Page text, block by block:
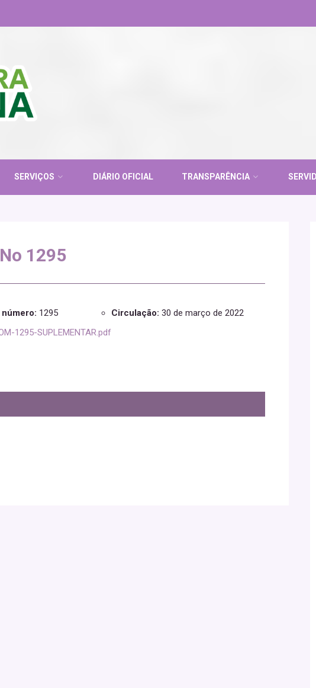
SERVIÇOS DIÁRIO OFICIAL TRANSPARÊNCIA
1295
1295 Circulação: 30 de março de 2022
1295-SUPLEMENTAR.pdf